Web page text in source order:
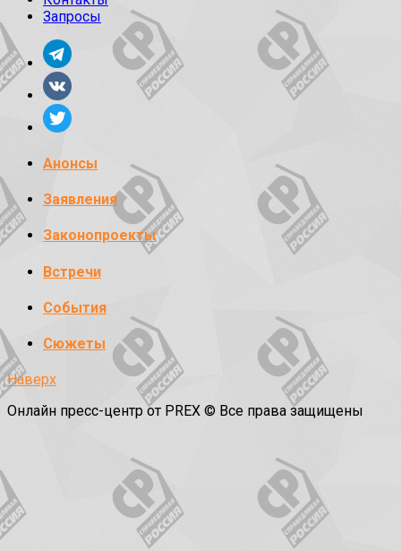
Запросы
Анонсы
Заявления
Законопроекты
Встречи
События
Сюжеты
Наверх
Онлайн пресс-центр от PREX © Все права защищены